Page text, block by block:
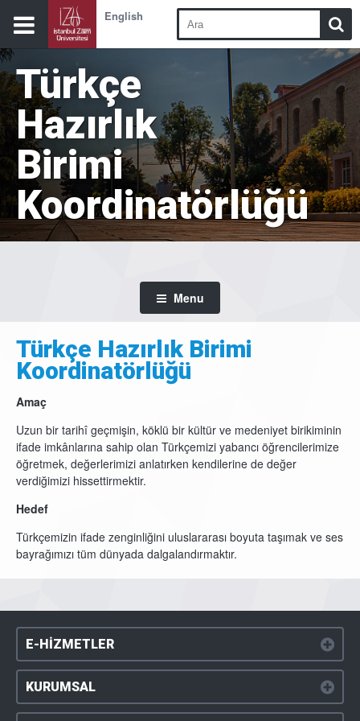
English
Türkçe
Hazırlık
Birimi
Koordinatörlüğü
Menu
Türkçe Hazırlık Birimi
Koordinatörlüğü
Amaç
Uzun bir tarihî geçmişin, köklü bir kültür ve medeniyet birikiminin
ifade imkânlarına sahip olan Türkçemizi yabancı öğrencilerimize
öğretmek, değerlerimizi anlatırken kendilerine de değer
verdiğimizi hissettirmektir.
Hedef
Türkçemizin ifade zenginliğini uluslararası boyuta taşımak ve ses
bayrağımızı tüm dünyada dalgalandırmaktır.
E-HİZMETLER
KURUMSAL